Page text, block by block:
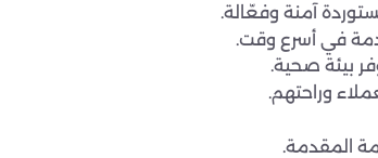
آمنة وفعّالة.
في أسرع وقت.
بيئة صحية.
وراحتهم.
المقدمة.